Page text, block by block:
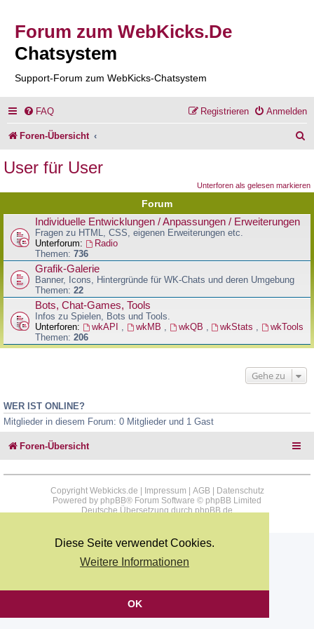
Diese Seite verwendet Cookies.
Weitere Informationen
OK
Forum zum WebKicks.De
Chatsystem
Support-Forum zum WebKicks-Chatsystem
FAQ Anmelden
Registrieren
Foren-Übersicht
e
User für User
Unterforen als gelesen markieren
Forum
Individuelle Entwicklungen / Anpassungen / Erweiterungen
Fragen zu HTML, CSS, eigenen Erweiterungen etc.
Unterforum:
Radio
Themen: 736
Grafik-Galerie
Banner, Icons, Hintergründe für WK-Chats und deren Umgebung
Themen: 22
Bots, Chat-Games, Tools
Infos zu Spielen, Bots und Tools.
Unterforen:
wkAPI wkMB wkQB wkStats
wkTools
Themen: 206
Gehe zu
WER IST ONLINE?
Mitglieder in diesem Forum: 0 Mitglieder und 1 Gast
Foren-Übersicht
Copyright Webkicks.de | Impressum AGB|
Datenschutz
Powered by phpBB® Forum Software © phpBB Limited
Deutsche Übersetzung durchphpBB.de